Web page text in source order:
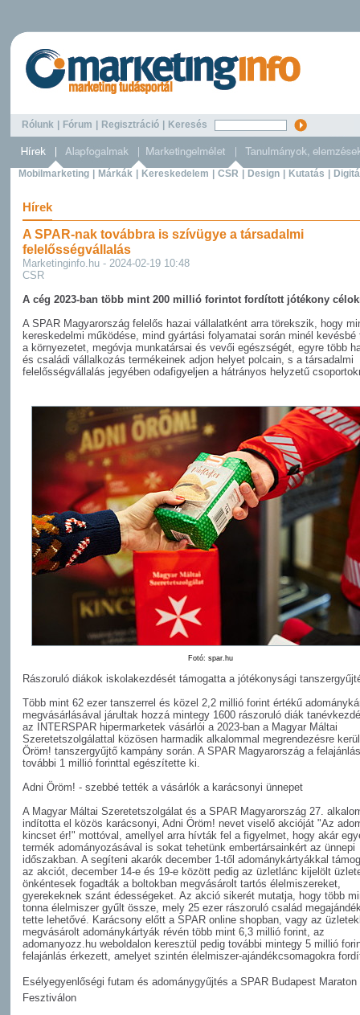
Rólunk Fórum Regisztráció Keresés
Mobilmarketing Márkák Kereskedelem CSR Design Kutatás
Hírek
A SPAR-nak továbbra is szívügye a társadalmi
felelősségvállalás
Marketinginfo.hu - 2024-02-19 10:48
CSR
A cég 2023-ban több mint 200 millió forintot fordított jótékony
A SPAR Magyarország felelős hazai vállalatként arra törekszik, hogy
kereskedelmi működése, mind gyártási folyamatai során minél kevésbé
a környezetet, megóvja munkatársai és vevői egészségét, egyre több
és családi vállalkozás termékeinek adjon helyet polcain, s a társadalmi
felelősségvállalás jegyében odafigyeljen a hátrányos helyzetű
Fotó: spar.hu
Rászoruló diákok iskolakezdését támogatta a jótékonysági
Több mint 62 ezer tanszerrel és közel 2,2 millió forint értékű
megvásárlásával járultak hozzá mintegy 1600 rászoruló diák
az INTERSPAR hipermarketek vásárlói a 2023-ban a Magyar Máltai
Szeretetszolgálattal közösen harmadik alkalommal megrendezésre
Öröm! tanszergyűjtő kampány során. A SPAR Magyarország a
további 1 millió forinttal egészítette ki.
Adni Öröm! - szebbé tették a vásárlók a karácsonyi ünnepet
A Magyar Máltai Szeretetszolgálat és a SPAR Magyarország 27.
indította el közös karácsonyi, Adni Öröm! nevet viselő akcióját "Az
kincset ér!" mottóval, amellyel arra hívták fel a figyelmet, hogy akár
termék adományozásával is sokat tehetünk embertársainkért az ünnepi
időszakban. A segíteni akarók december 1-től adománykártyákkal
az akciót, december 14-e és 19-e között pedig az üzletlánc kijelölt
önkéntesek fogadták a boltokban megvásárolt tartós élelmiszereket,
gyerekeknek szánt édességeket. Az akció sikerét mutatja, hogy több
tonna élelmiszer gyűlt össze, mely 25 ezer rászoruló család
tette lehetővé. Karácsony előtt a SPAR online shopban, vagy az
megvásárolt adománykártyák révén több mint 6,3 millió forint, az
adomanyozz.hu weboldalon keresztül pedig további mintegy 5 millió
felajánlás érkezett, amelyet szintén élelmiszer-ajándékcsomagokra
Esélyegyenlőségi futam és adománygyűjtés a SPAR Budapest Maraton
Fesztiválon